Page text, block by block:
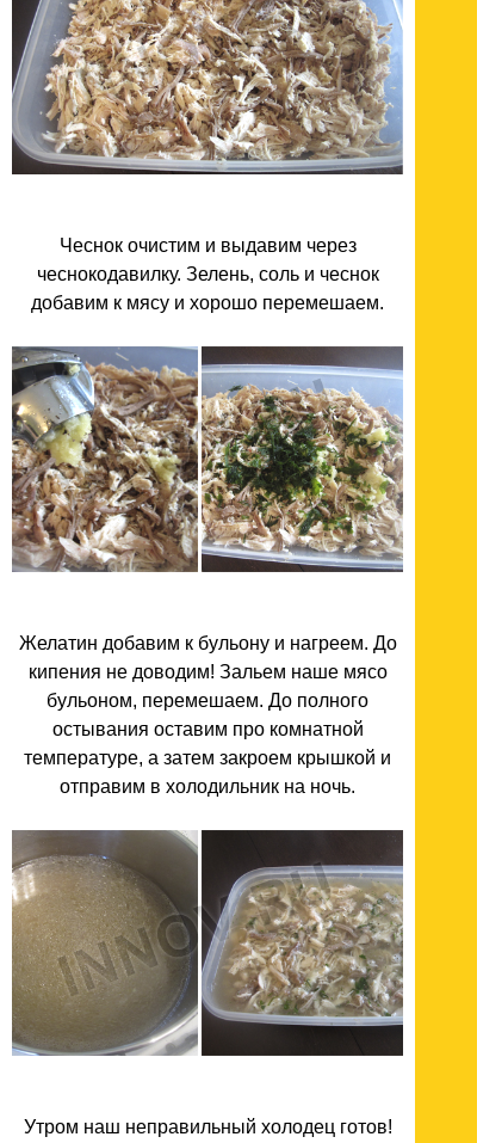
Чеснок очистим и выдавим через
чеснокодавилку. Зелень, соль и чеснок
добавим к мясу и хорошо перемешаем.
Желатин добавим к бульону и нагреем. До
кипения не доводим! Зальем наше мясо
бульоном, перемешаем. До полного
остывания оставим про комнатной
температуре, а затем закроем крышкой и
отправим в холодильник на ночь.
Утром наш неправильный холодец готов!